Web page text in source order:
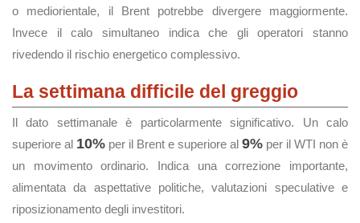
o mediorientale, il Brent potrebbe divergere maggiormente.
Invece il calo simultaneo indica che gli operatori stanno
rivedendo il rischio energetico complessivo.
La settimana difficile del greggio
Il dato settimanale è particolarmente significativo. Un calo
superiore al 10% per il Brent e superiore al 9% per il WTI non è
un movimento ordinario. Indica una correzione importante,
alimentata da aspettative politiche, valutazioni speculative e
riposizionamento degli investitori.